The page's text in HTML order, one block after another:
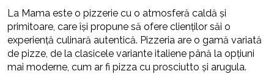
La Mama este o pizzerie cu o atmosferă caldă și
primitoare, care își propune să ofere clienților săi o
experiență culinară autentică. Pizzeria are o gamă variată
de pizze, de la clasicele variante italiene până la opțiuni
mai moderne, cum ar fi pizza cu prosciutto și arugula.